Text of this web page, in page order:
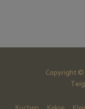
Copyright ©